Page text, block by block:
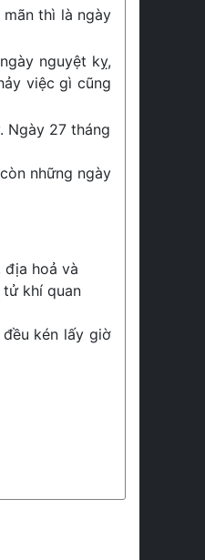
thì là ngày
nguyệt kỵ,
việc gì cũng
Ngày 27 tháng
những ngày
địa hoả và
khí quan
kén lấy giờ